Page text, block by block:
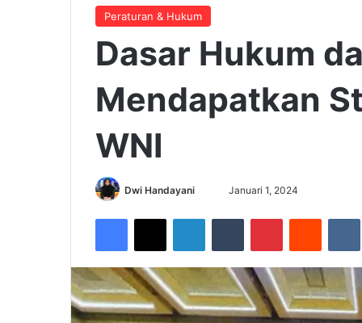
Peraturan & Hukum
Dasar Hukum
Mendapatkan
WNI
Dwi Handayani
d
a
n
e
Januari 1, 2024